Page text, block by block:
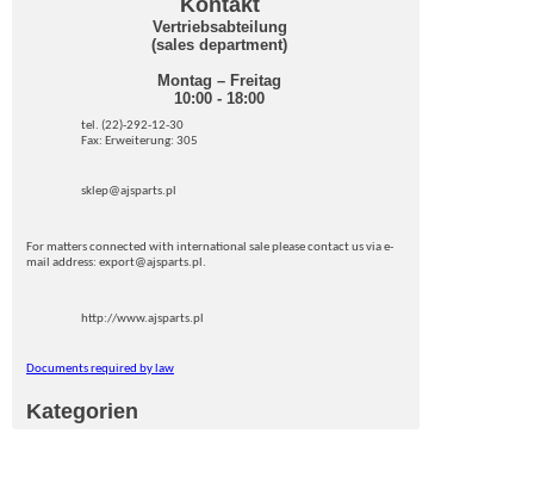
Kontakt
Vertriebsabteilung
(sales department)
Montag – Freitag
10:00 - 18:00
tel. (22)-292-12-30
Fax: Erweiterung: 305
sklep@ajsparts.pl
For matters connected with international sale please contact us via e-
mail address: export@ajsparts.pl.
http://www.ajsparts.pl
Documents required by law
Kategorien